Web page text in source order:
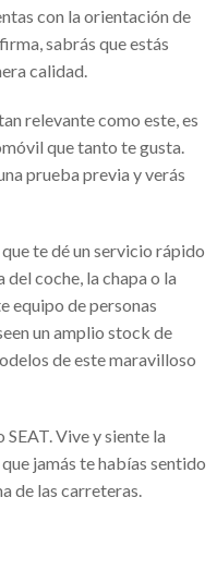
con la orientación de
sabrás que estás
calidad.
relevante como este, es
que tanto te gusta.
prueba previa y verás
te dé un servicio rápido
coche, la chapa o la
equipo de personas
un amplio stock de
de este maravilloso
Vive y siente la
jamás te habías sentido
de las carreteras.